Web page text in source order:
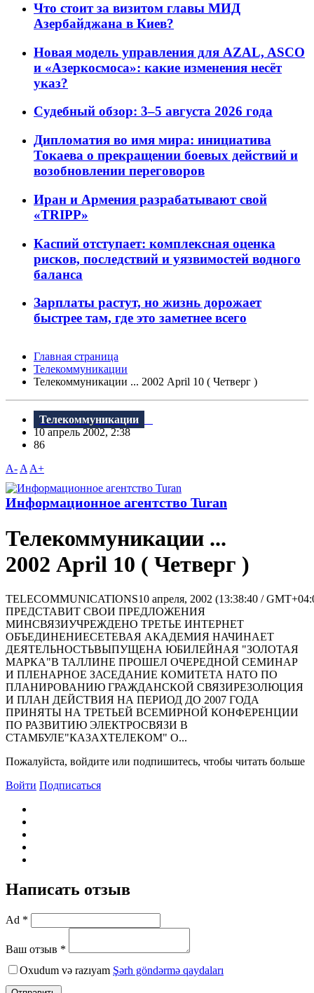
Что стоит за визитом главы МИД
Азербайджана в Киев?
Новая модель управления для AZAL, ASCO
и «Азеркосмоса»: какие изменения несёт
указ?
Судебный обзор: 3–5 августа 2026 года
Дипломатия во имя мира: инициатива
Токаева о прекращении боевых действий и
возобновлении переговоров
Иран и Армения разрабатывают свой
«TRIPP»
Каспий отступает: комплексная оценка
рисков, последствий и уязвимостей водного
баланса
Зарплаты растут, но жизнь дорожает
быстрее там, где это заметнее всего
Главная страница
Телекоммуникации
Телекоммуникации ... 2002 April 10 ( Четверг )
Телекоммуникации
10 апрель 2002, 2:38
86
A- A A+
Информационное агентство Turan
Телекоммуникации ...
2002 April 10 ( Четверг )
TELECOMMUNICATIONS10 апреля, 2002 (13:38:40 /
ПРЕДСТАВИТ СВОИ ПРЕДЛОЖЕНИЯ
МИНСВЯЗИУЧРЕЖДЕНО ТРЕТЬЕ ИНТЕРНЕТ
ОБЪЕДИНЕНИЕСЕТЕВАЯ АКАДЕМИЯ НАЧИНАЕТ
ДЕЯТЕЛЬНОСТЬВЫПУЩЕНА ЮБИЛЕЙНАЯ "ЗОЛОТАЯ
МАРКА"В ТАЛЛИНЕ ПРОШЕЛ ОЧЕРЕДНОЙ СЕМИНАР
И ПЛЕНАРНОЕ ЗАСЕДАНИЕ КОМИТЕТА НАТО ПО
ПЛАНИРОВАНИЮ ГРАЖДАНСКОЙ СВЯЗИРЕЗОЛЮЦИЯ
И ПЛАН ДЕЙСТВИЯ НА ПЕРИОД ДО 2007 ГОДА
ПРИНЯТЫ НА ТРЕТЬЕЙ ВСЕМИРНОЙ КОНФЕРЕНЦИИ
ПО РАЗВИТИЮ ЭЛЕКТРОСВЯЗИ В
СТАМБУЛЕ"КАЗАХТЕЛЕКОМ" О...
Пожалуйста, войдите или подпишитесь, чтобы читать больше
Войти Подписаться
Написать отзыв
Ad *
Ваш отзыв *
Oxudum və razıyam Şərh göndərmə qaydaları